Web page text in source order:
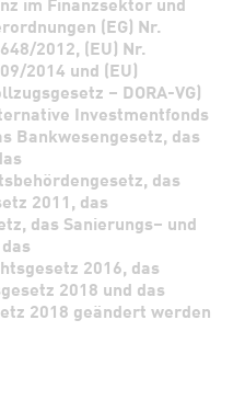
(EG) Nr.
2012, (EU) Nr.
2014 und (EU)
– DORA-VG)
Investmentfonds
Bankwesengesetz, das
das
2011, das
das Sanierungs– und
2016, das
2018 und das
2018 geändert werden